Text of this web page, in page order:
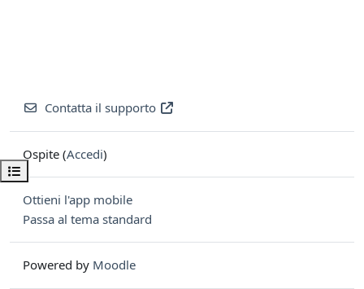
Apri indice del corso
Contatta il supporto
Ospite (Accedi)
Ottieni l'app mobile
Passa al tema standard
Powered by Moodle